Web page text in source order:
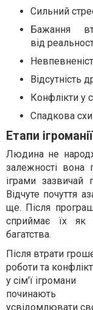
Сильний
Бажання
від
Відсутність
Конфлікти у
Спадкова
Етапи ігроманії
Людина не
залежності вона
іграми зазвичай
Відчуте почуття
ще. Після
сприймає їх
багатства.
Після втрати
роботи та
у сім'ї ігромани
починають
усвідомлювати